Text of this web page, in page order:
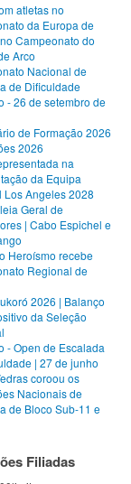
atletas no
da Europa de
Campeonato do
Arco
Nacional de
de Dificuldade
- 26 de setembro de
de Formação 2026
2026
na
da Equipa
Los Angeles 2028
Geral de
| Cabo Espichel e
Heroísmo recebe
Regional de
2026 | Balanço
da Seleção
- Open de Escalada
| 27 de junho
coroou os
Nacionais de
de Bloco Sub-11 e
Filiadas